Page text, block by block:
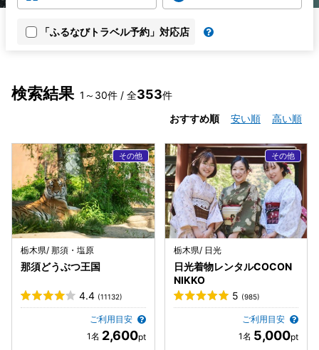
「ふるなびトラベル予約」対応店
検索結果 1～30件 / 全353件
おすすめ順
安い順 高い順
栃木県/ 那須・塩原
那須どうぶつ王国
4.4 (11132)
ご利用目安
2,600
栃木県/ 日光
日光着物レンタルCOCON
NIKKO
5 (985)
ご利用目安
5,000